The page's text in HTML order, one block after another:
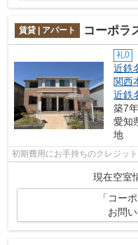
賃貸 | アパート コーポラ
礼0
近鉄
関西
近鉄
築7年
愛知
地
初期費用にお手持ちのクレジッ
現在空室
「コー
お問